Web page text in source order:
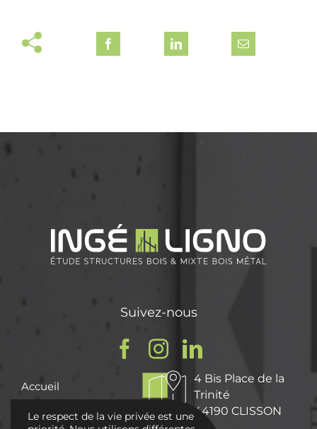
Accueil
Suivez-nous
4 Bis Place de la
Trinité
44190 CLISSON
Le respect de la vie privée est une